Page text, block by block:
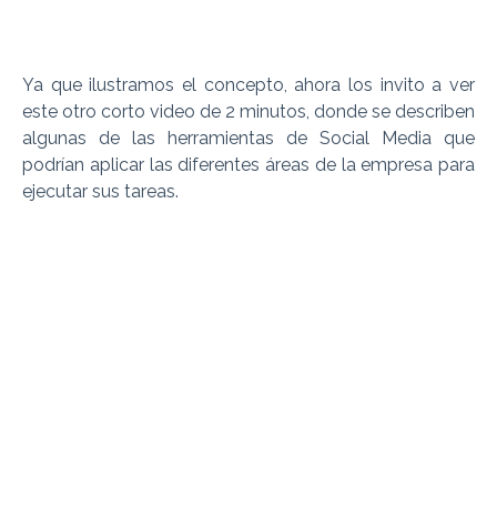
Ya que ilustramos el concepto, ahora los invito a ver
este otro corto video de 2 minutos, donde se describen
algunas de las herramientas de Social Media que
podrían aplicar las diferentes áreas de la empresa para
ejecutar sus tareas.